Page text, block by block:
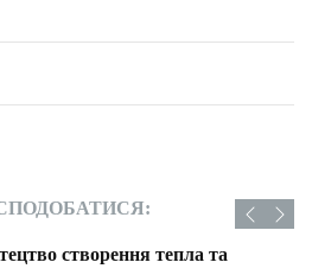
створення тепла та